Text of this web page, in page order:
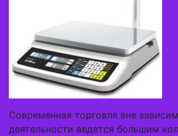
Современная торговля вне
деятельности ведется большим